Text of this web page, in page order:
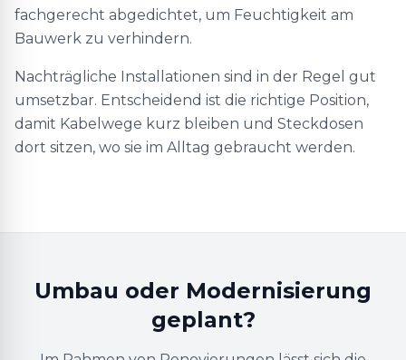
fachgerecht abgedichtet, um Feuchtigkeit am
Bauwerk zu verhindern.
Nachträgliche Installationen sind in der Regel gut
umsetzbar. Entscheidend ist die richtige Position,
damit Kabelwege kurz bleiben und Steckdosen
dort sitzen, wo sie im Alltag gebraucht werden.
Umbau oder Modernisierung
geplant?